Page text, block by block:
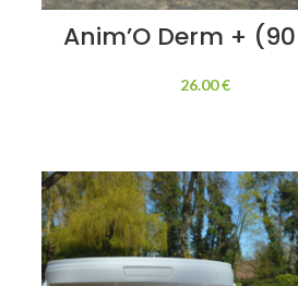
Anim’O Derm +
26.00€